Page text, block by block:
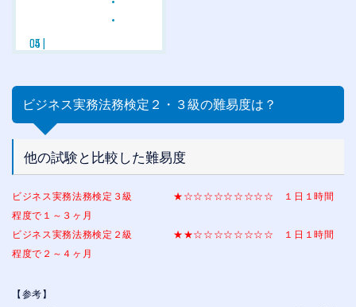
ビジネス実務法務検定２・３級の難易度は？
他の試験と比較した難易度
ビジネス実務法務検定３級 ★☆☆☆☆☆☆☆☆☆ １日１時間
程度で１～３ヶ月
ビジネス実務法務検定２級 ★★☆☆☆☆☆☆☆☆ １日１時間
程度で２～４ヶ月
【参考】